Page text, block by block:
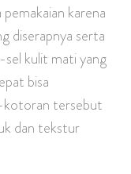
karena
diserapnya serta
sel kulit mati yang
bisa
kotoran tersebut
dan tekstur